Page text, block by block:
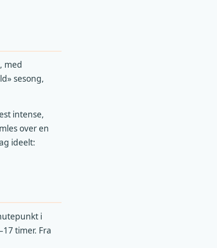
med
sesong,
intense,
over en
ideelt:
i
timer. Fra